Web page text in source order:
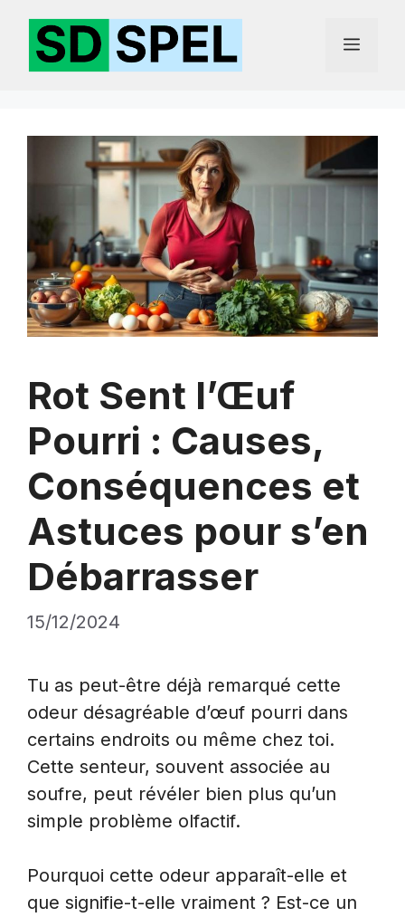
contenu
Menu
Rot Sent l’Œuf
Pourri : Causes,
Conséquences et
Astuces pour s’en
Débarrasser
15/12/2024
Tu as peut-être déjà remarqué cette
odeur désagréable d’œuf pourri dans
certains endroits ou même chez toi.
Cette senteur, souvent associée au
soufre, peut révéler bien plus qu’un
simple problème olfactif.
Pourquoi cette odeur apparaît-elle et
que signifie-t-elle vraiment ? Est-ce un